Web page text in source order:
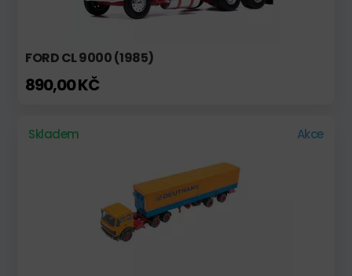
FORD CL 9000 (1985)
890,00 KČ
Skladem Akce